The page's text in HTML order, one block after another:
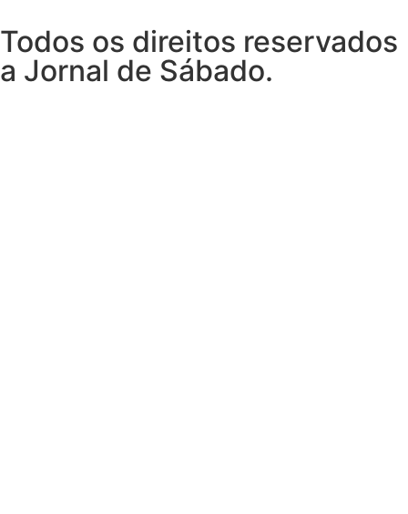
Todos os direitos reservados
a Jornal de Sábado.